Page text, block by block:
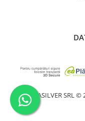
LARASILVER SRL ©